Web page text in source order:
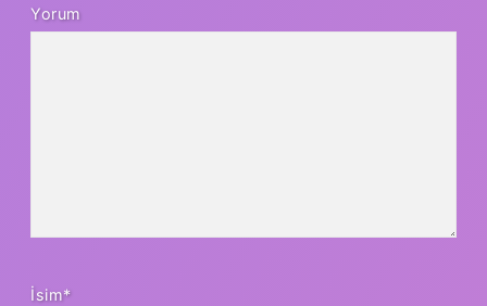
Yorum
İsim*